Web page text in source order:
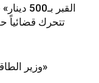
القبر
تتحرك قضائياً
وزير الطاقة يشيد بأعوان «الستاغ»